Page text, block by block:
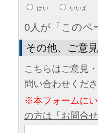
はい いいえ
0人が「このペ
その他、ご意
こちらはご意見
問い合わせくだ
※本フォームに
の方は「お問合